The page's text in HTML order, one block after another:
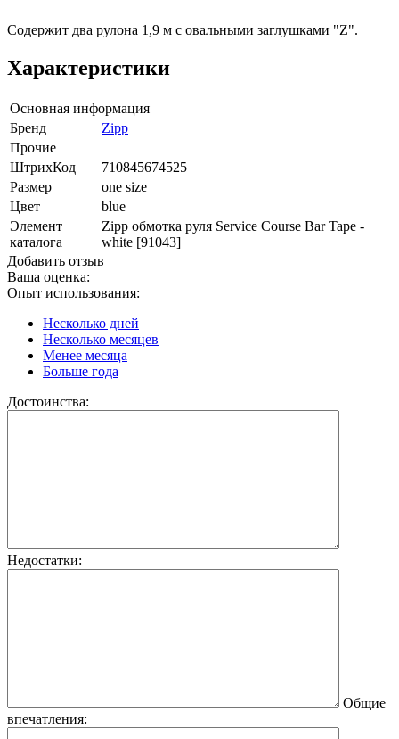
Содержит два рулона 1,9 м с овальными заглушками "Z".
Характеристики
Основная информация
Бренд
Zipp
Прочие
ШтрихКод
710845674525
Размер
one size
Цвет
blue
Элемент
каталога
Zipp обмотка руля Service Course Bar Tape -
white [91043]
Добавить отзыв
Ваша оценка:
Опыт использования:
Несколько дней
Несколько месяцев
Менее месяца
Больше года
Достоинства:
Недостатки:
Общие
впечатления: